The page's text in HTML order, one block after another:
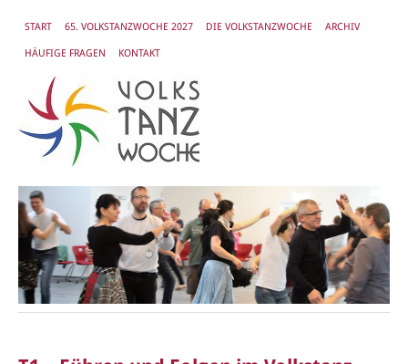
START 65. VOLKSTANZWOCHE 2027 DIE VOLKSTANZWOCHE ARCHIV
HÄUFIGE FRAGEN KONTAKT